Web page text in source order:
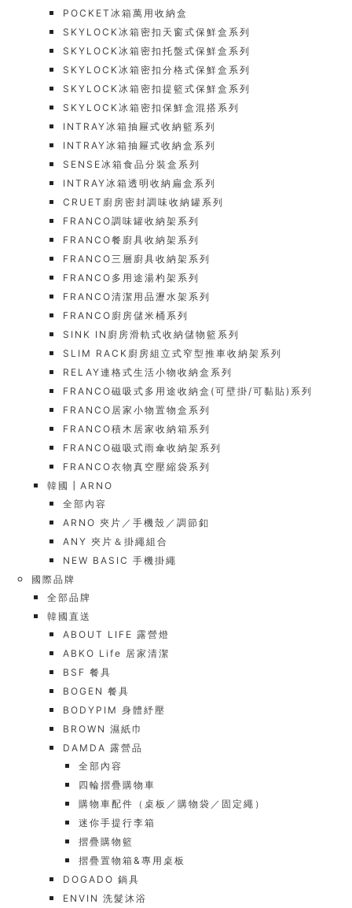
POCKET冰箱萬用收納盒
SKYLOCK冰箱密扣天窗式保鮮盒系列
SKYLOCK冰箱密扣托盤式保鮮盒系列
SKYLOCK冰箱密扣分格式保鮮盒系列
SKYLOCK冰箱密扣提籃式保鮮盒系列
SKYLOCK冰箱密扣保鮮盒混搭系列
INTRAY冰箱抽屜式收納籃系列
INTRAY冰箱抽屜式收納盒系列
SENSE冰箱食品分裝盒系列
INTRAY冰箱透明收納扁盒系列
CRUET廚房密封調味收納罐系列
FRANCO調味罐收納架系列
FRANCO餐廚具收納架系列
FRANCO三層廚具收納架系列
FRANCO多用途湯杓架系列
FRANCO清潔用品瀝水架系列
FRANCO廚房儲米桶系列
SINK IN廚房滑軌式收納儲物籃系列
SLIM RACK廚房組立式窄型推車收納架系列
RELAY連格式生活小物收納盒系列
FRANCO磁吸式多用途收納盒(可壁掛/可黏貼)系列
FRANCO居家小物置物盒系列
FRANCO積木居家收納箱系列
FRANCO磁吸式雨傘收納架系列
FRANCO衣物真空壓縮袋系列
韓國┃ARNO
全部內容
ARNO 夾片／手機殼／調節釦
ANY 夾片＆掛繩組合
NEW BASIC 手機掛繩
國際品牌
全部品牌
韓國直送
ABOUT LIFE 露營燈
ABKO Life 居家清潔
BSF 餐具
BOGEN 餐具
BODYPIM 身體紓壓
BROWN 濕紙巾
DAMDA 露營品
全部內容
四輪摺疊購物車
購物車配件（桌板／購物袋／固定繩）
迷你手提行李箱
摺疊購物籃
摺疊置物箱&專用桌板
DOGADO 鍋具
ENVIN 洗髮沐浴